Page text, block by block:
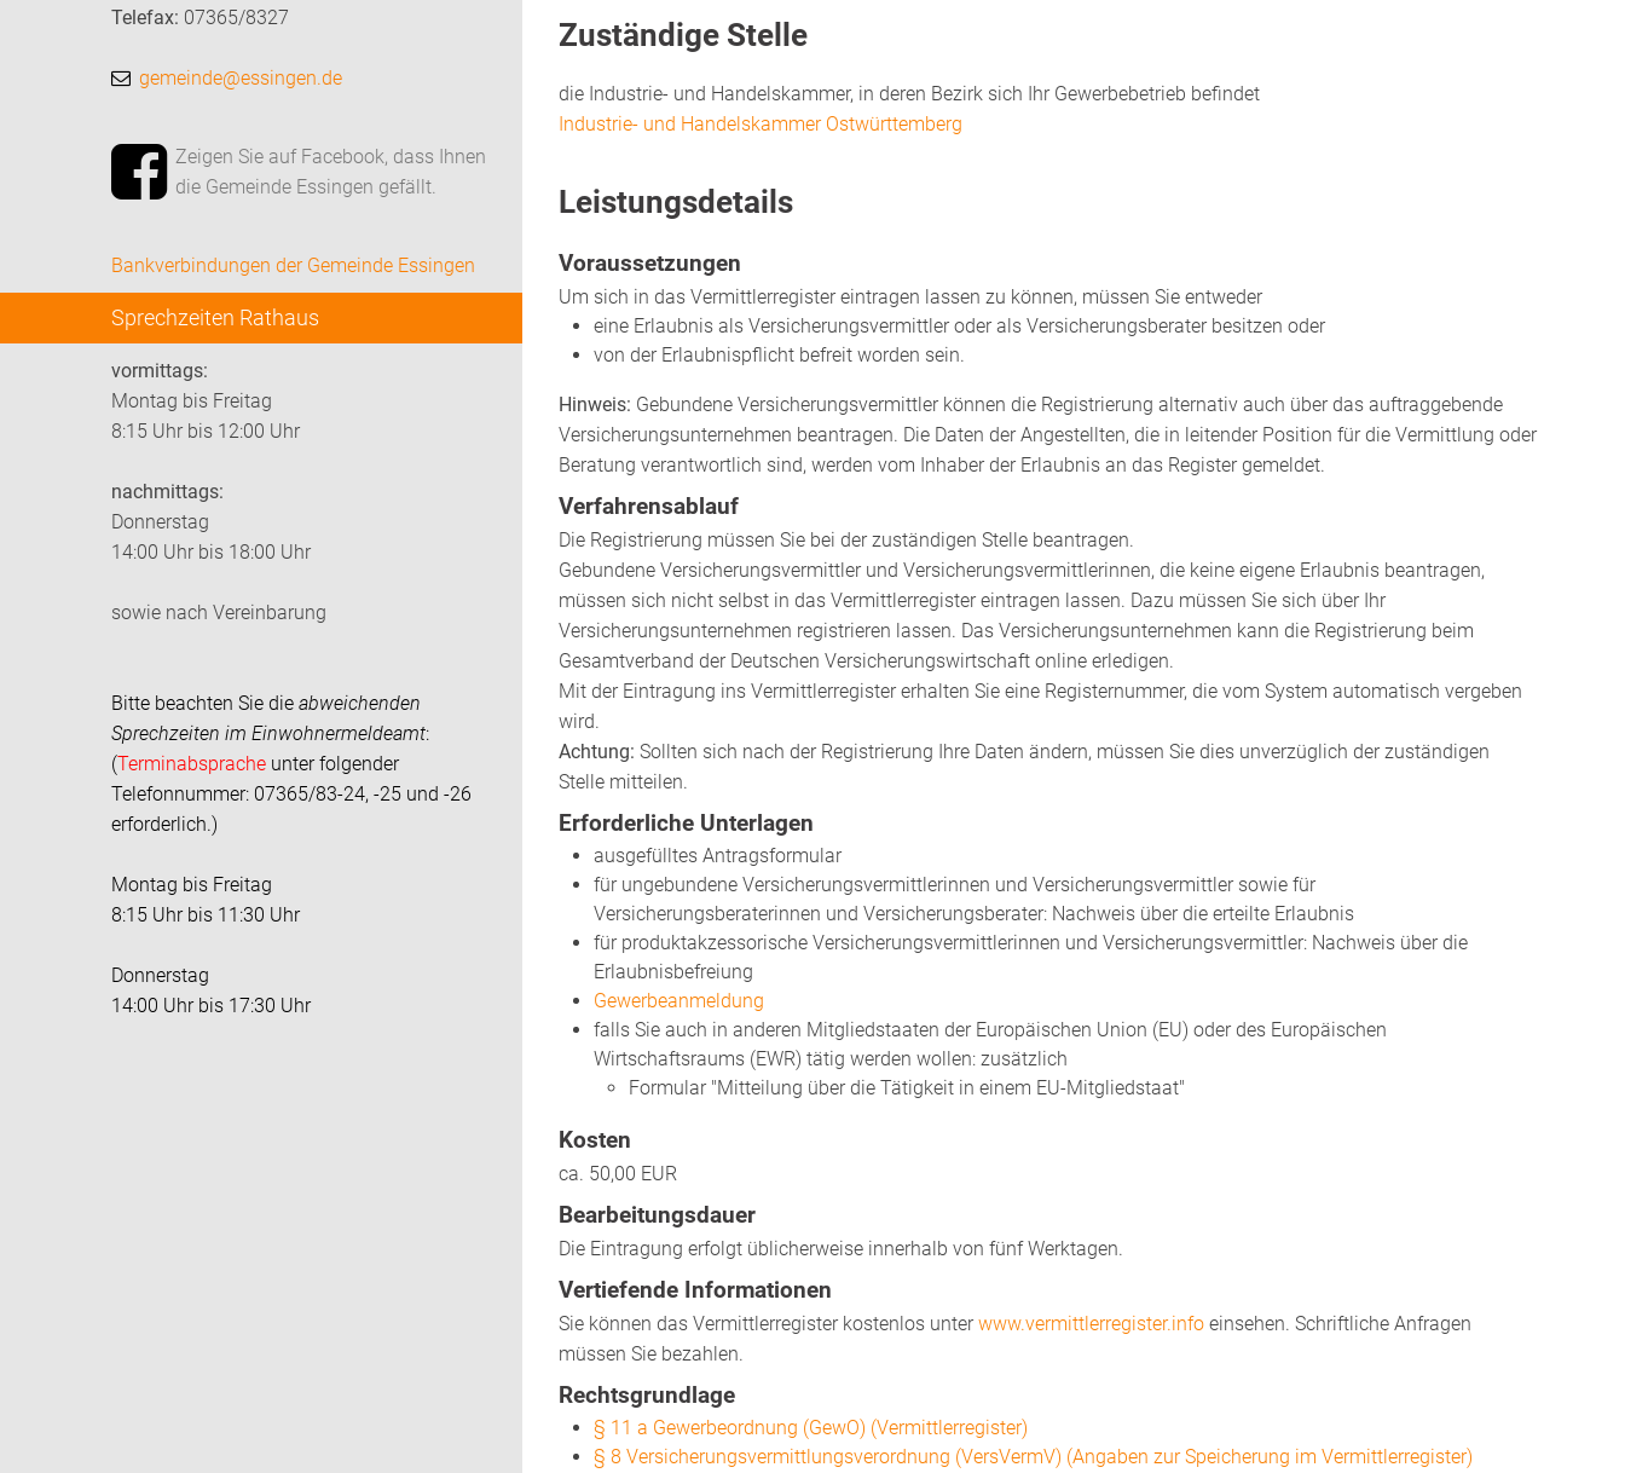
Telefax: 07365/8327
gemeinde@essingen.de
Zeigen Sie auf Facebook, dass Ihnen
die Gemeinde Essingen gefällt.
Bankverbindungen der Gemeinde Essingen
Sprechzeiten Rathaus
vormittags:
Montag bis Freitag
8:15 Uhr bis 12:00 Uhr
nachmittags:
Donnerstag
14:00 Uhr bis 18:00 Uhr
sowie nach Vereinbarung
Bitte beachten Sie die abweichenden
Sprechzeiten im Einwohnermeldeamt:
(Terminabsprache unter folgender
Telefonnummer: 07365/83-24, -25 und -26
erforderlich.)
Montag bis Freitag
8:15 Uhr bis 11:30 Uhr
Donnerstag
14:00 Uhr bis 17:30 Uhr
Zuständige Stelle
die Industrie- und Handelskammer, in deren Bezirk sich Ihr Gewerbebetrieb befindet
Industrie- und Handelskammer Ostwürttemberg
Leistungsdetails
Voraussetzungen
Um sich in das Vermittlerregister eintragen lassen zu können, müssen Sie entweder
eine Erlaubnis als Versicherungsvermittler oder als Versicherungsberater besitzen oder
von der Erlaubnispflicht befreit worden sein.
Hinweis: Gebundene Versicherungsvermittler können die Registrierung alternativ auch über das auftraggebende
Versicherungsunternehmen beantragen. Die Daten der Angestellten, die in leitender Position für die Vermittlung oder
Beratung verantwortlich sind, werden vom Inhaber der Erlaubnis an das Register gemeldet.
Verfahrensablauf
Die Registrierung müssen Sie bei der zuständigen Stelle beantragen.
Gebundene Versicherungsvermittler und Versicherungsvermittlerinnen, die keine eigene Erlaubnis beantragen,
müssen sich nicht selbst in das Vermittlerregister eintragen lassen. Dazu müssen Sie sich über Ihr
Versicherungsunternehmen registrieren lassen. Das Versicherungsunternehmen kann die Registrierung beim
Gesamtverband der Deutschen Versicherungswirtschaft online erledigen.
Mit der Eintragung ins Vermittlerregister erhalten Sie eine Registernummer, die vom System automatisch vergeben
wird.
Achtung: Sollten sich nach der Registrierung Ihre Daten ändern, müssen Sie dies unverzüglich der zuständigen
Stelle mitteilen.
Erforderliche Unterlagen
ausgefülltes Antragsformular
für ungebundene Versicherungsvermittlerinnen und Versicherungsvermittler sowie für
Versicherungsberaterinnen und Versicherungsberater: Nachweis über die erteilte Erlaubnis
für produktakzessorische Versicherungsvermittlerinnen und Versicherungsvermittler: Nachweis über die
Erlaubnisbefreiung
Gewerbeanmeldung
falls Sie auch in anderen Mitgliedstaaten der Europäischen Union (EU) oder des Europäischen
Wirtschaftsraums (EWR) tätig werden wollen: zusätzlich
Formular "Mitteilung über die Tätigkeit in einem EU-Mitgliedstaat"
Kosten
ca. 50,00 EUR
Bearbeitungsdauer
Die Eintragung erfolgt üblicherweise innerhalb von fünf Werktagen.
Vertiefende Informationen
Sie können das Vermittlerregister kostenlos unterwww.vermittlerregister.info einsehen. Schriftliche Anfragen
müssen Sie bezahlen.
Rechtsgrundlage
§ 11 a Gewerbeordnung (GewO) (Vermittlerregister)
§ 8 Versicherungsvermittlungsverordnung (VersVermV) (Angaben zur Speicherung im Vermittlerregister)